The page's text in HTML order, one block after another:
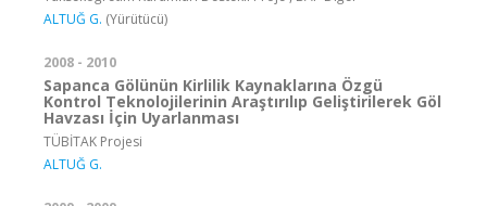
ALTUĞ G. (Yürütücü)
2008 - 2010
Sapanca Gölünün Kirlilik Kaynaklarına Özgü
Kontrol Teknolojilerinin Araştırılıp Geliştirilerek Göl
Havzası İçin Uyarlanması
TÜBİTAK Projesi
ALTUĞ G.